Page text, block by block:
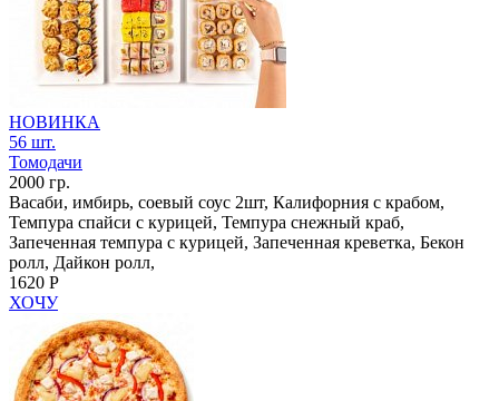
НОВИНКА
56 шт.
Томодачи
2000 гр.
Васаби, имбирь, соевый соус 2шт, Калифорния с крабом,
Темпура спайси с курицей, Темпура снежный краб,
Запеченная темпура с курицей, Запеченная креветка, Бекон
ролл, Дайкон ролл,
1620 Р
ХОЧУ